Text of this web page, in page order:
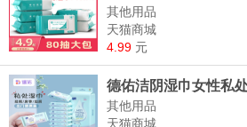
其他用品
天猫商城
4.99 元
德佑洁阴湿巾女性私
其他用品
天猫商城